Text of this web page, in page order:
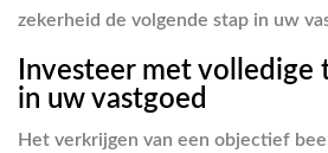
zekerheid de volgende stap in uw
Investeer met volledige
in uw vastgoed
Het verkrijgen van een objectief